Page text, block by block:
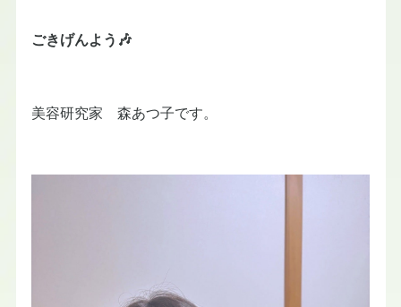
ごきげんよう🎶
美容研究家 森あつ子です。